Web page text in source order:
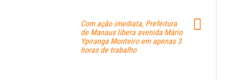
Com ação imediata, Prefeitura
de Manaus libera avenida Mário
Ypiranga Monteiro em apenas 3
horas de trabalho